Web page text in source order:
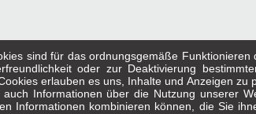
verkaufsbedingungen -Datenschutz-
sind für das ordnungsgemäße
oder zur Deaktivierung
erlauben es uns, Inhalte und Anzeigen
Informationen über die Nutzung unserer
Informationen kombinieren können, die Sie